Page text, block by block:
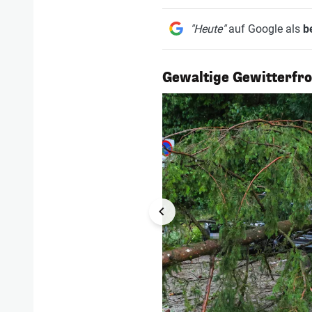
"Heute"auf Google als
Gewaltige
1/25